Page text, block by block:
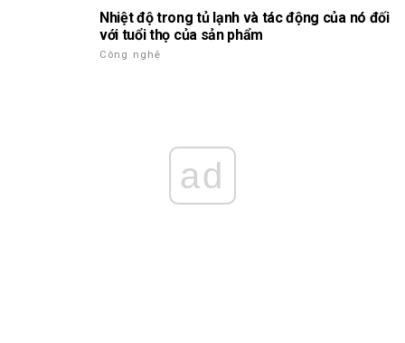
Nhiệt độ trong tủ lạnh và tác động của nó đối
với tuổi thọ của sản phẩm
Công nghệ
ad